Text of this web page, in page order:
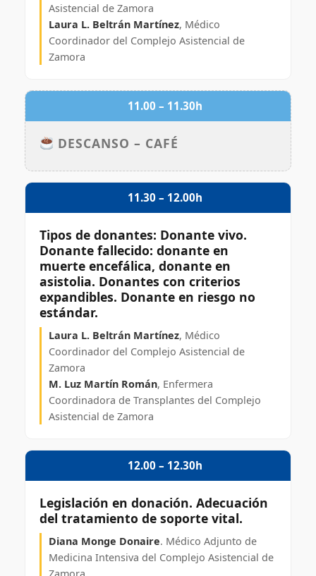
Asistencial de Zamora
Laura L. Beltrán Martínez, Médico
Coordinador del Complejo Asistencial de
Zamora
11.00 – 11.30h
DESCANSO – CAFÉ
11.30 – 12.00h
Tipos de donantes: Donante vivo.
Donante fallecido: donante en
muerte encefálica, donante en
asistolia. Donantes con criterios
expandibles. Donante en riesgo no
estándar.
Laura L. Beltrán Martínez, Médico
Coordinador del Complejo Asistencial de
Zamora
M. Luz Martín Román, Enfermera
Coordinadora de Transplantes del Complejo
Asistencial de Zamora
12.00 – 12.30h
Legislación en donación. Adecuación
del tratamiento de soporte vital.
Diana Monge Donaire. Médico Adjunto de
Medicina Intensiva del Complejo Asistencial de